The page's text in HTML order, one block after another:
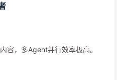
容，多Agent并行效率极高。